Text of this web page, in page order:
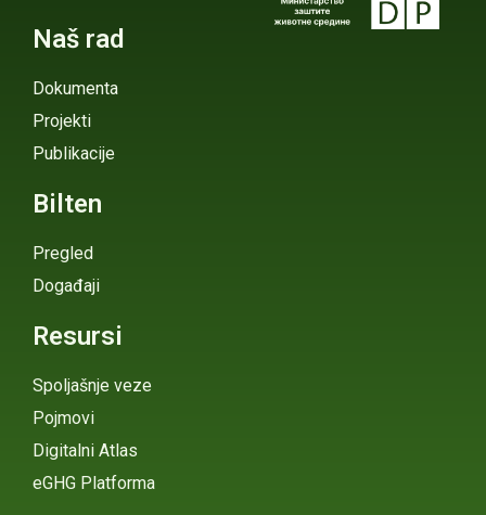
Naš rad
Dokumenta
Projekti
Publikacije
Bilten
Pregled
Događaji
Resursi
Spoljašnje veze
Pojmovi
Digitalni Atlas
eGHG Platforma